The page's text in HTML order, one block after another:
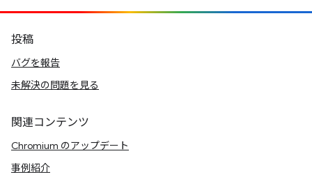
投稿
バグを報告
未解決の問題を見る
関連コンテンツ
Chromium のアップデート
事例紹介